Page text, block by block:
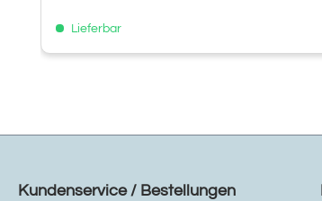
Lieferbar
Kundenservice / Bestellungen